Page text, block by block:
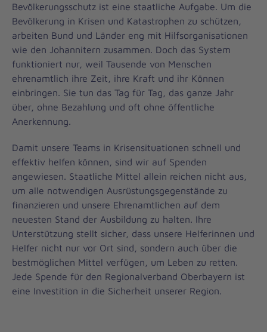
Bevölkerungsschutz ist eine staatliche Aufgabe. Um die
Bevölkerung in Krisen und Katastrophen zu schützen,
arbeiten Bund und Länder eng mit Hilfsorganisationen
wie den Johannitern zusammen. Doch das System
funktioniert nur, weil Tausende von Menschen
ehrenamtlich ihre Zeit, ihre Kraft und ihr Können
einbringen. Sie tun das Tag für Tag, das ganze Jahr
über, ohne Bezahlung und oft ohne öffentliche
Anerkennung.
Damit unsere Teams in Krisensituationen schnell und
effektiv helfen können, sind wir auf Spenden
angewiesen. Staatliche Mittel allein reichen nicht aus,
um alle notwendigen Ausrüstungsgegenstände zu
finanzieren und unsere Ehrenamtlichen auf dem
neuesten Stand der Ausbildung zu halten. Ihre
Unterstützung stellt sicher, dass unsere Helferinnen und
Helfer nicht nur vor Ort sind, sondern auch über die
bestmöglichen Mittel verfügen, um Leben zu retten.
Jede Spende für den Regionalverband Oberbayern ist
eine Investition in die Sicherheit unserer Region.